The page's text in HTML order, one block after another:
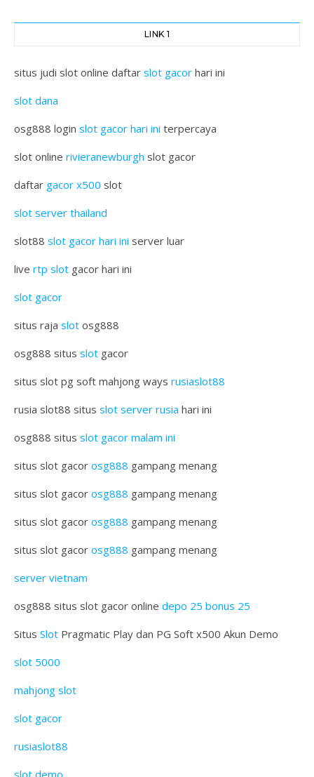
LINK 1
situs judi slot online daftar slot gacor hari ini
slot dana
osg888 login slot gacor hari ini terpercaya
slot online rivieranewburgh slot gacor
daftar gacor x500 slot
slot server thailand
slot88 slot gacor hari ini server luar
live rtp slot gacor hari ini
slot gacor
situs raja slot osg888
osg888 situs slot gacor
situs slot pg soft mahjong ways rusiaslot88
rusia slot88 situs slot server rusia hari ini
osg888 situs slot gacor malam ini
situs slot gacor osg888 gampang menang
situs slot gacor osg888 gampang menang
situs slot gacor osg888 gampang menang
situs slot gacor osg888 gampang menang
server vietnam
osg888 situs slot gacor online depo 25 bonus 25
Situs Slot Pragmatic Play dan PG Soft x500 Akun Demo
slot 5000
mahjong slot
slot gacor
rusiaslot88
slot demo